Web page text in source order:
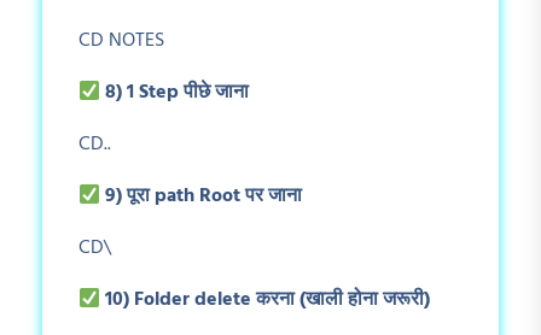
CD NOTES
8) 1 Stepपीछे जाना
CD..
9)पूरा path Rootपर जाना
CD\
10) Folder deleteकरना (खाली होना जरूरी)